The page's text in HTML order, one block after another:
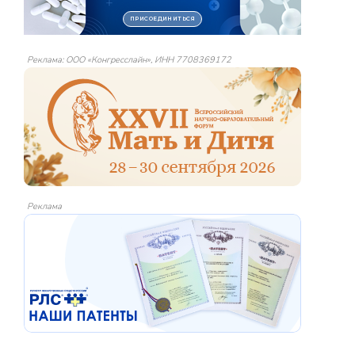
Реклама: ООО «Конгресслайн», ИНН 7708369172
Реклама